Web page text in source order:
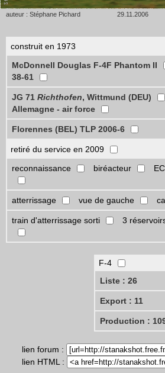
auteur : Stéphane Pichard 29.11.2006
construit en 1973
McDonnell Douglas F-4F Phantom II
38-61
JG 71 Richthofen, Wittmund (DEU)
Allemagne - air force
Florennes (BEL) TLP 2006-6
retiré du service en 2009
reconnaissance
biréacteur
atterrissage vue de gauche
train d'atterrissage sorti 3
F-4
Liste : 26
Export : 11
Production :
lien forum :
lien HTML :